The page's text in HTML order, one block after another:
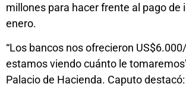
millones para hacer frente al pago de
enero.
“Los bancos nos ofrecieron
estamos viendo cuánto le
Palacio de Hacienda. Caputo